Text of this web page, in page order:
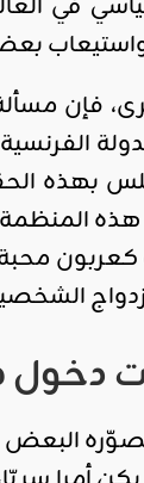
واستيعاب
فإن
بهذه
هذه
محبة
دخول